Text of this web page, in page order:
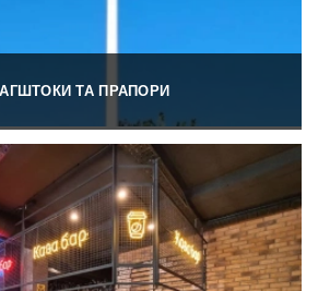
ТА ПРАПОРИ